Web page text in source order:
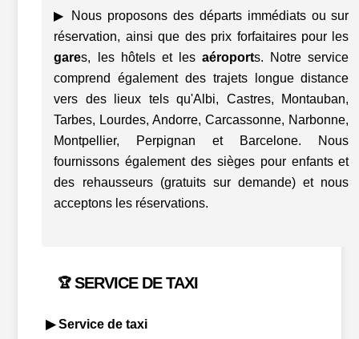
▶ Nous proposons des départs immédiats ou sur
réservation, ainsi que des prix forfaitaires pour les
gares, les hôtels et lesaéroports. Notre service
comprend également des trajets longue distance
vers des lieux tels qu'Albi, Castres, Montauban,
Tarbes, Lourdes, Andorre, Carcassonne, Narbonne,
Montpellier, Perpignan et Barcelone. Nous
fournissons également des sièges pour enfants et
des rehausseurs (gratuits sur demande) et nous
acceptons les réservations.
🏆SERVICE DE TAXI
▶ Service de taxi